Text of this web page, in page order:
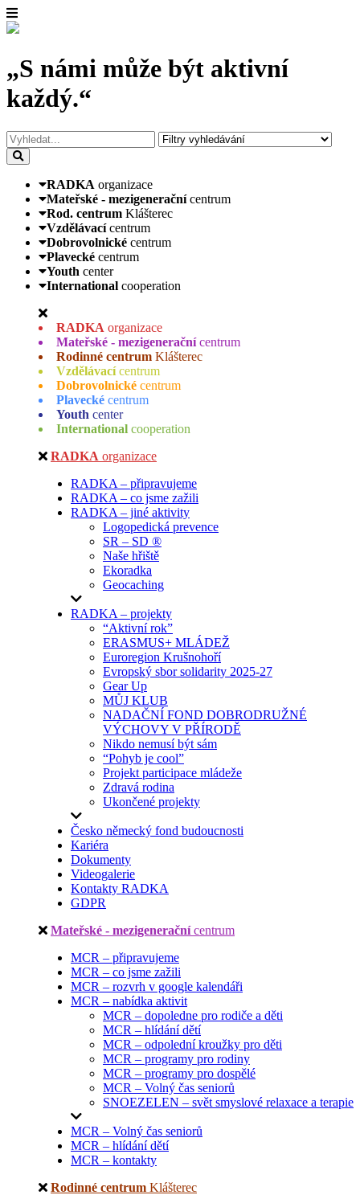
„S námi může být aktivní
každý.“
RADKA organizace
Mateřské - mezigenerační centrum
Rod. centrum Klášterec
Vzdělávací centrum
Dobrovolnické centrum
Plavecké centrum
Youth center
International cooperation
RADKA organizace
Mateřské - mezigenerační centrum
Rodinné centrum Klášterec
Vzdělávací centrum
Dobrovolnické centrum
Plavecké centrum
Youth center
International cooperation
RADKA organizace
RADKA – připravujeme
RADKA – co jsme zažili
RADKA – jiné aktivity
Logopedická prevence
SR – SD ®
Naše hřiště
Ekoradka
Geocaching
RADKA – projekty
“Aktivní rok”
ERASMUS+ MLÁDEŽ
Euroregion Krušnohoří
Evropský sbor solidarity 2025-27
Gear Up
MŮJ KLUB
NADAČNÍ FOND DOBRODRUŽNÉ
VÝCHOVY V PŘÍRODĚ
Nikdo nemusí být sám
“Pohyb je cool”
Projekt participace mládeže
Zdravá rodina
Ukončené projekty
Česko německý fond budoucnosti
Kariéra
Dokumenty
Videogalerie
Kontakty RADKA
GDPR
Mateřské - mezigenerační centrum
MCR – připravujeme
MCR – co jsme zažili
MCR – rozvrh v google kalendáři
MCR – nabídka aktivit
MCR – dopoledne pro rodiče a děti
MCR – hlídání dětí
MCR – odpolední kroužky pro děti
MCR – programy pro rodiny
MCR – programy pro dospělé
MCR – Volný čas seniorů
SNOEZELEN – svět smyslové relaxace a terapie
MCR – Volný čas seniorů
MCR – hlídání dětí
MCR – kontakty
Rodinné centrum Klášterec